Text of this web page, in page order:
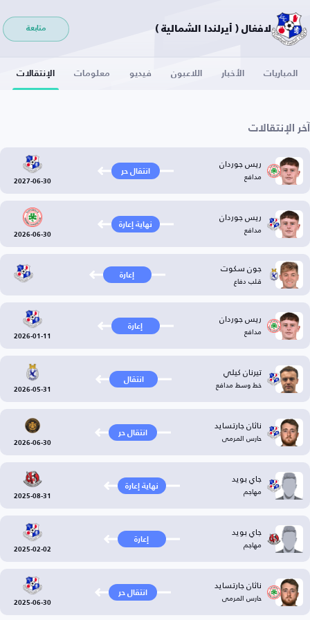
لافغال ( أيرلندا الشمالية ) متابعة
المباريات الأخبار اللاعبون فيديو معلومات الإنتقالات
آخر الإنتقالات
ريس جوردان
مدافع انتقال حر
2027-06-30
ريس جوردان
مدافع نهاية إعارة
2026-06-30
جون سكوت
قلب دفاع إعارة
ريس جوردان
مدافع إعارة
2026-01-11
تيرنان كيلي
خط وسط مدافع انتقال
2026-05-31
ناثان جارتسايد
حارس المرمى انتقال حر
2026-06-30
جاي بويد
مهاجم نهاية إعارة
2025-08-31
جاي بويد
مهاجم إعارة
2025-02-02
ناثان جارتسايد
حارس المرمى انتقال حر
2025-06-30